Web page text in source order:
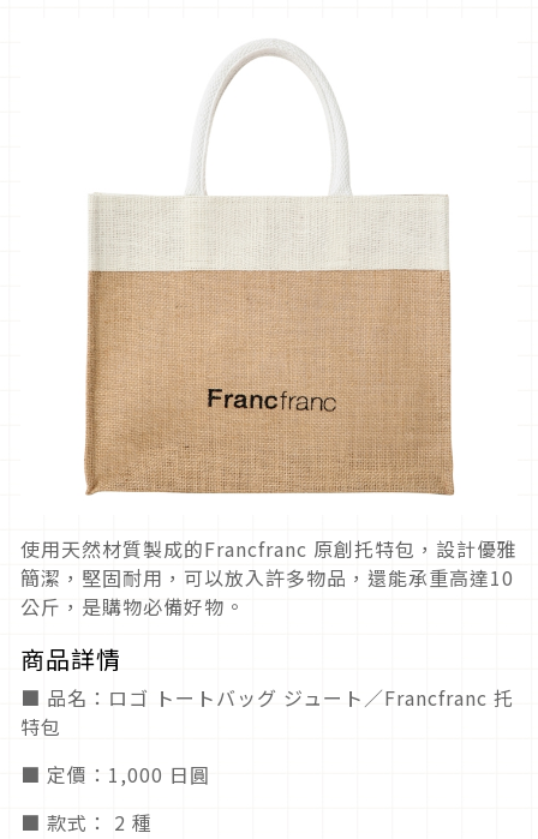
使用天然材質製成的Francfranc 原創托特包，設計優雅
簡潔，堅固耐用，可以放入許多物品，還能承重高達10
公斤，是購物必備好物。
商品詳情
■ 品名：ロゴ トートバッグ ジュート／Francfranc 托
特包
■ 定價：1,000 日圓
■ 款式： 2 種